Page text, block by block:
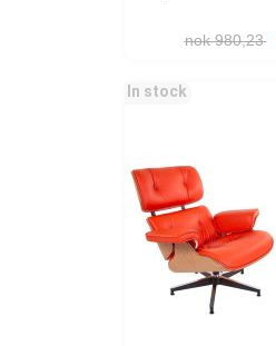
nok 980,23
In stock